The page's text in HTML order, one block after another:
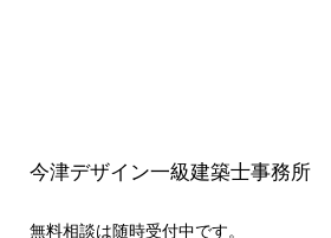
今津デザイン一級建築士事務所
無料相談は随時受付中です。